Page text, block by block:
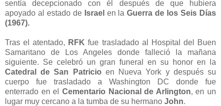
sentía decepcionado con él después de que hubiera
apoyado al estado de Israel en laGuerra de los Seis Días
(1967).
Tras el atentado, RFK fue trasladado al Hospital del Buen
Samaritano de Los Angeles donde falleció la mañana
siguiente. Se celebró un gran funeral en su honor en la
Catedral de San Patricio en Nueva York y después su
cuerpo fue trasladado a Washington DC donde fue
enterrado en el Cementario Nacional de Arlington, en un
lugar muy cercano a la tumba de su hermano John.